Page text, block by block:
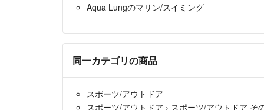
Aqua Lungのマリン/スイミング
同一カテゴリの商品
スポーツ/アウトドア
スポーツ/アウトドア › スポーツ/アウトドア そ